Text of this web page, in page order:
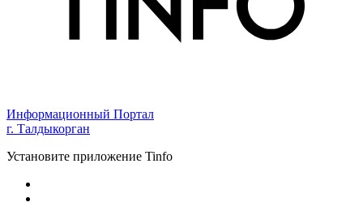
Информационный Портал
г. Талдыкорган
Установите приложение Tinfo